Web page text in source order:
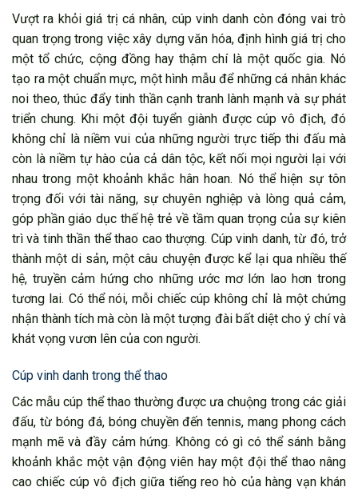
Vượt ra khỏi giá trị cá nhân, cúp vinh danh còn đóng vai trò
quan trọng trong việc xây dựng văn hóa, định hình giá trị cho
một tổ chức, cộng đồng hay thậm chí là một quốc gia. Nó
tạo ra một chuẩn mực, một hình mẫu để những cá nhân khác
noi theo, thúc đẩy tinh thần cạnh tranh lành mạnh và sự phát
triển chung. Khi một đội tuyển giành được cúp vô địch, đó
không chỉ là niềm vui của những người trực tiếp thi đấu mà
còn là niềm tự hào của cả dân tộc, kết nối mọi người lại với
nhau trong một khoảnh khắc hân hoan. Nó thể hiện sự tôn
trọng đối với tài năng, sự chuyên nghiệp và lòng quả cảm,
góp phần giáo dục thế hệ trẻ về tầm quan trọng của sự kiên
trì và tinh thần thể thao cao thượng. Cúp vinh danh, từ đó, trở
thành một di sản, một câu chuyện được kể lại qua nhiều thế
hệ, truyền cảm hứng cho những ước mơ lớn lao hơn trong
tương lai. Có thể nói, mỗi chiếc cúp không chỉ là một chứng
nhận thành tích mà còn là một tượng đài bất diệt cho ý chí và
khát vọng vươn lên của con người.
Cúp vinh danh trong thể thao
Các mẫu cúp thể thao thường được ưa chuộng trong các giải
đấu, từ bóng đá, bóng chuyền đến tennis, mang phong cách
mạnh mẽ và đầy cảm hứng. Không có gì có thể sánh bằng
khoảnh khắc một vận động viên hay một đội thể thao nâng
cao chiếc cúp vô địch giữa tiếng reo hò của hàng vạn khán